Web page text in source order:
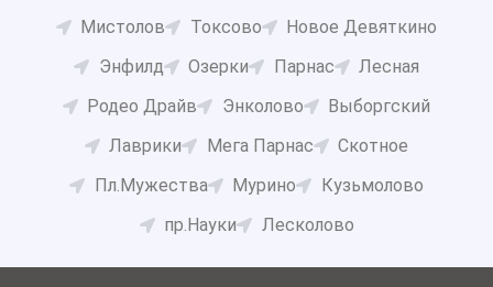
Мистолов
Токсово
Новое Девяткино
Энфилд
Озерки Парнас
Лесная
Родео Драйв
Энколово
Выборгский
Лаврики
Мега Парнас
Скотное
Пл.Мужества
Мурино
Кузьмолово
пр.Науки
Лесколово